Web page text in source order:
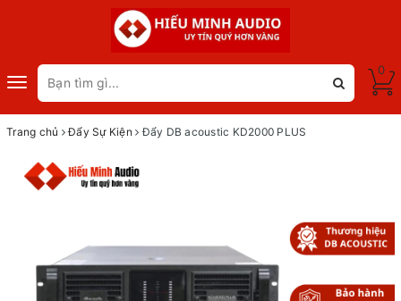
Toggle
navigation
0
Trang chủ Đẩy Sự Kiện Đẩy DB acoustic KD2000 PLUS